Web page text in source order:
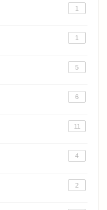
1
1
5
6
11
4
2